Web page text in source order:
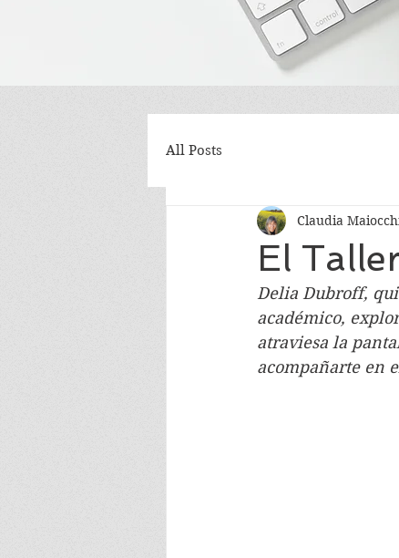
All Posts
El
Claudia
Delia Dubroff,
académico,
atraviesa la
acompañarte en